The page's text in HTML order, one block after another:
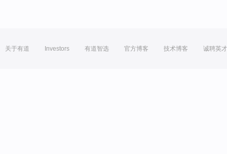
关于有道 Investors 有道智选 官方博客 技术博客 诚聘英才